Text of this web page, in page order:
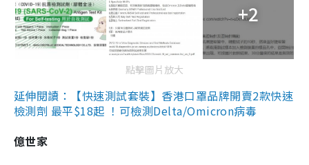
+2
點擊圖片放大
延伸閱讀：【快速測試套裝】香港口罩品牌開賣2款快速
檢測劑 最平$18起 ！可檢測Delta/Omicron病毒
億世家